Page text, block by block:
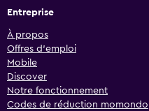
Entreprise
À propos
Offres d’emploi
Mobile
Discover
Notre fonctionnement
Codes de réduction momondo